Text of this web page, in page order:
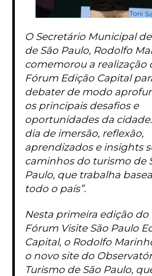
O Secretário Municipal
de São Paulo, Rodolfo
comemorou a realização
Fórum Edição Capital
debater de modo
os principais desafios e
oportunidades da cidade.
dia de imersão, reflexão,
aprendizados e insights
caminhos do turismo de
Paulo, que trabalha
todo o país”.
Nesta primeira edição do
Fórum Visite São Paulo
Capital, o Rodolfo
o novo site do
Turismo de São Paulo,